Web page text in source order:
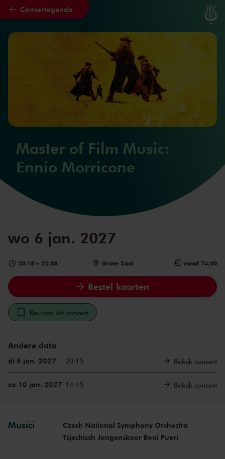
Naar hoofdcontent
Concertagenda
Master of Film Music:
Ennio Morricone
wo 6 jan. 2027
20:15 – 22:35 Grote Zaal vanaf 74,00
Bestel kaarten
Bewaar dit concert
Andere data
di 5 jan. 2027 20:15 Bekijk concert
zo 10 jan. 2027 14:45 Bekijk concert
Musici
Czech National Symphony Orchestra
Tsjechisch Jongenskoor Boni Pueri